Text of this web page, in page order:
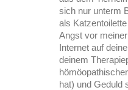
sich nur unterm
als
Angst vor
Internet auf
deinem
hat) und Geduld